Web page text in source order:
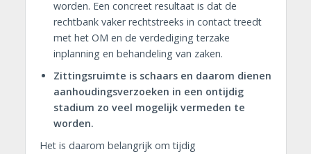
worden. Een concreet resultaat is dat de
rechtbank vaker rechtstreeks in contact treedt
met het OM en de verdediging terzake
inplanning en behandeling van zaken.
Zittingsruimte is schaars en daarom dienen
aanhoudingsverzoeken in een ontijdig
stadium zo veel mogelijk vermeden te
worden.
Het is daarom belangrijk om tijdig